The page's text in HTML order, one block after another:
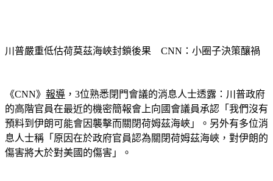
川普嚴重低估荷莫茲海峽封鎖後果　CNN：小圈子決策釀禍
《CNN》 報導 ，3位熟悉閉門會議的消息人士透露：川普政府
的高階官員在最近的機密簡報會上向國會議員承認「我們沒有
預料到伊朗可能會因襲擊而關閉荷姆茲海峽」。另外有多位消
息人士稱「原因在於政府官員認為關閉荷姆茲海峽，對伊朗的
傷害將大於對美國的傷害」。